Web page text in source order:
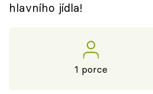
hlavního jídla!
1 porce